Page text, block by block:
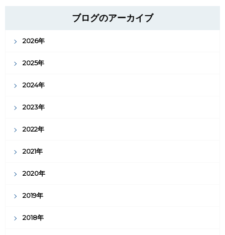
ブログのアーカイブ
2026年
2025年
2024年
2023年
2022年
2021年
2020年
2019年
2018年